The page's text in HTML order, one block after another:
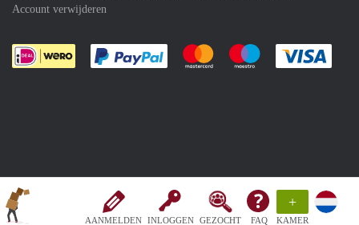
AANMELDEN INLOGGEN GEZOCHT FAQ
+
KAMER
Account verwijderen
Je rekent gemakkelijk af met Paypal
Je rekent gemakkelijk af met
Je rekent